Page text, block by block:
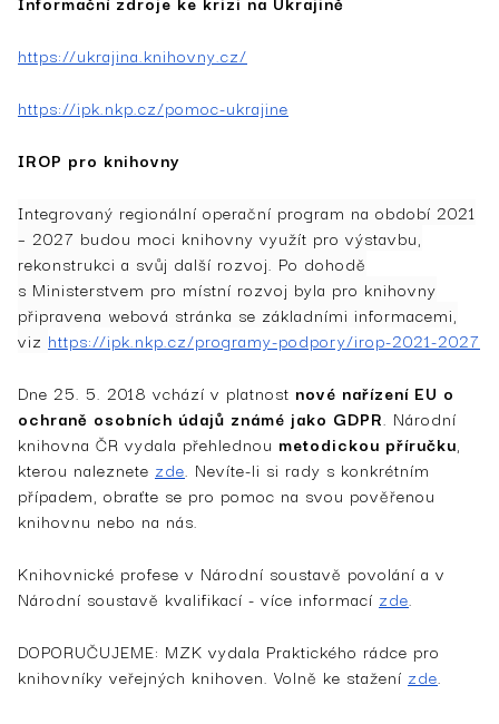
https://ukrajina.knihovny.cz/
https://ipk.nkp.cz/pomoc-ukrajine
IROP pro knihovny
Integrovaný regionální operační program na období 2021
– 2027 budou moci knihovny využít pro výstavbu,
rekonstrukci a svůj další rozvoj. Po dohodě
s Ministerstvem pro místní rozvoj byla pro knihovny
připravena webová stránka se základními informacemi,
viz https://ipk.nkp.cz/programy-podpory/irop-2021-2027
Dne 25. 5. 2018 vchází v platnost nové nařízení EU o
ochraně osobních údajů známé jako GDPR. Národní
knihovna ČR vydala přehlednou metodickou příručku,
kterou naleznete zde. Nevíte-li si rady s konkrétním
případem, obraťte se pro pomoc na svou pověřenou
knihovnu nebo na nás.
Knihovnické profese v Národní soustavě povolání a v
Národní soustavě kvalifikací - více informací zde.
DOPORUČUJEME: MZK vydala Praktického rádce pro
knihovníky veřejných knihoven. Volně ke stažení zde.